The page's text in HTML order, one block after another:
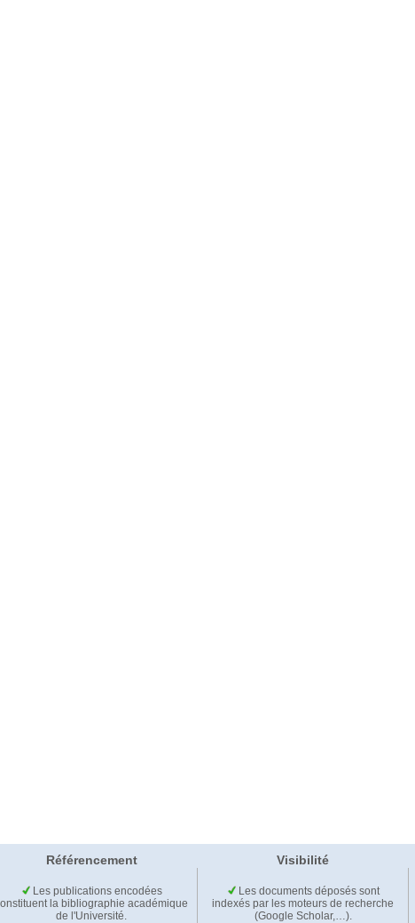
Référencement Visibilité
Les publications encodées
la bibliographie académique
de l'Université.
Les documents déposés sont
indexés par les moteurs de recherche
(Google Scholar,…).